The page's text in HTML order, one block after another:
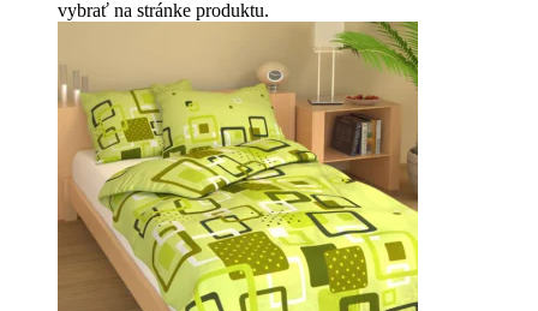
vybrať na stránke produktu.